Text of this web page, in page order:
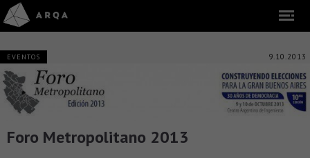
EVENTOS 9.10.2013
Foro Metropolitano 2013